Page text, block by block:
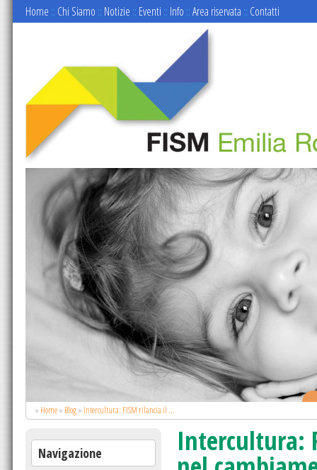
Home :: Chi Siamo :: Notizie :: Eventi :: Info ::Area riservata :: Contatti
» Home» Blog» Intercultura: FISM rilancia il ...
Intercultura:
Navigazione